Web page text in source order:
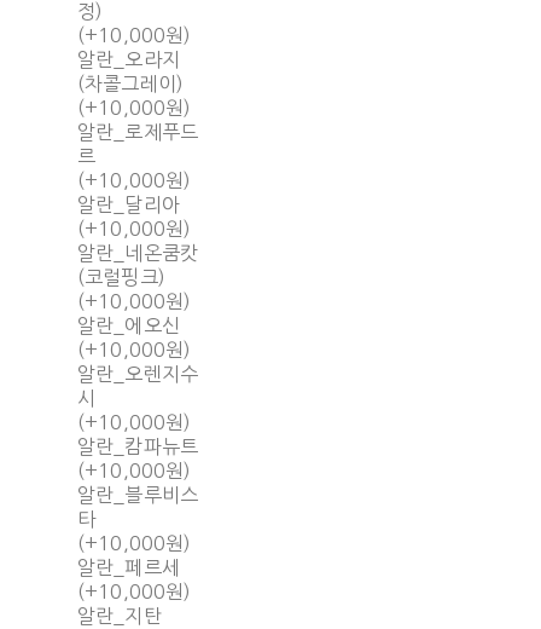
정)
(+10,000원)
알란_오라지
(차콜그레이)
(+10,000원)
알란_로제푸드
르
(+10,000원)
알란_달리아
(+10,000원)
알란_네온쿰캇
(코럴핑크)
(+10,000원)
알란_에오신
(+10,000원)
알란_오렌지수
시
(+10,000원)
알란_캄파뉴트
(+10,000원)
알란_블루비스
타
(+10,000원)
알란_페르세
(+10,000원)
알란_지탄